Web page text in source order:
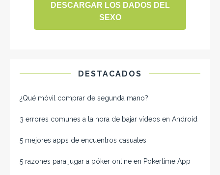
DESCARGAR LOS DADOS DEL
SEXO
DESTACADOS
¿Qué móvil comprar de segunda mano​?
3 errores comunes a la hora de bajar vídeos en Android
5 mejores apps de encuentros casuales
5 razones para jugar a póker online en Pokertime App